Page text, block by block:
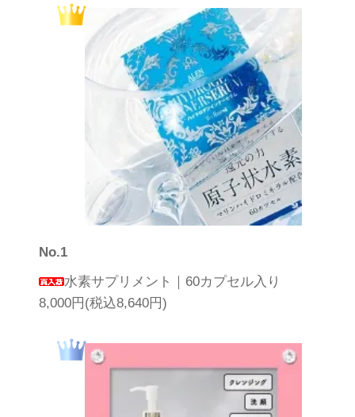
No.1
水素サプリメント｜60カプセル入り
8,000円(税込8,640円)